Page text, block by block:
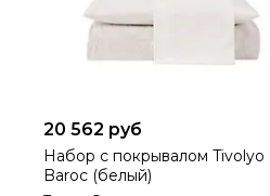
20 562 руб
Набор с покрывалом Tivolyo
Baroc (белый)